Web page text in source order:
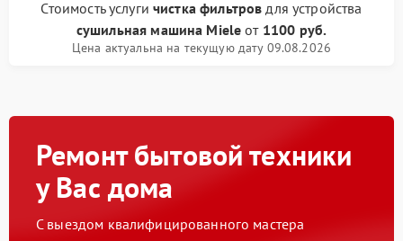
Стоимость услугичистка фильтров для устройства
сушильная машина Miele от 1100 руб.
Цена актуальна на текущую дату 09.08.2026
Ремонт бытовой техники
у Вас дома
С выездом квалифицированного мастера